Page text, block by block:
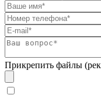
Прикрепить файлы